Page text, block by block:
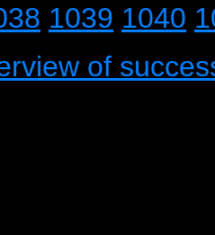
1039 1040
of